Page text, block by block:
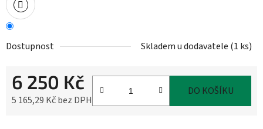
Dostupnost Skladem u dodavatele (1 ks)
6 250 Kč
5 165,29 Kč bez DPH
DO KOŠÍKU